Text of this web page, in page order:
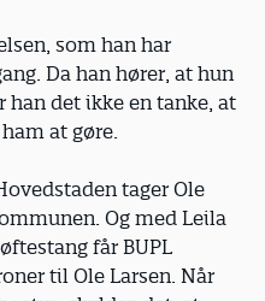
som han har
Da han hører, at hun
han det ikke en tanke, at
at gøre.
tager Ole
Og med Leila
får BUPL
til Ole Larsen. Når